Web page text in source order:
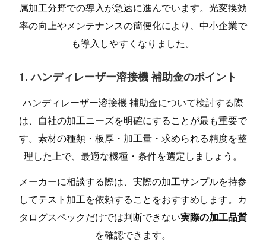
属加工分野での導入が急速に進んでいます。光変換効
率の向上やメンテナンスの簡便化により、中小企業で
も導入しやすくなりました。
1. ハンディレーザー溶接機 補助金のポイント
ハンディレーザー溶接機 補助金について検討する際
は、自社の加工ニーズを明確にすることが最も重要で
す。素材の種類・板厚・加工量・求められる精度を整
理した上で、最適な機種・条件を選定しましょう。
メーカーに相談する際は、実際の加工サンプルを持参
してテスト加工を依頼することをおすすめします。カ
タログスペックだけでは判断できない実際の加工品質
を確認できます。